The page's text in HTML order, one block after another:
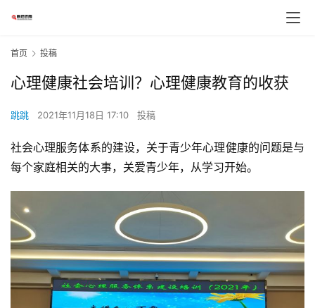
首页 投稿
心理健康社会培训？心理健康教育的收获
跳跳 2021年11月18日 17:10 投稿
社会心理服务体系的建设，关于青少年心理健康的问题是与
每个家庭相关的大事，关爱青少年，从学习开始。